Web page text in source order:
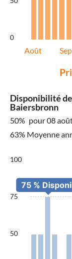
0
Août Sep
Disponibilité
Baiersbronn
50% pour 08
63% Moyenne
100
75
50